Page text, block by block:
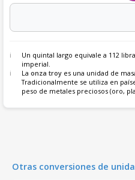
Un quintal largo equivale a 112
imperial.
La onza troy es una unidad de
Tradicionalmente se utiliza en
peso de metales preciosos (oro,
Otras conversiones de